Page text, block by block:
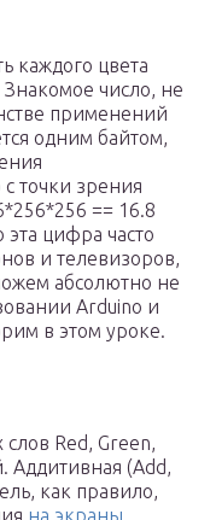
каждого цвета
число, не
применений
одним байтом,
точки зрения
== 16.8
цифра часто
и телевизоров,
абсолютно не
Arduino и
в этом уроке.
Red, Green,
(Add,
как правило,
на экраны